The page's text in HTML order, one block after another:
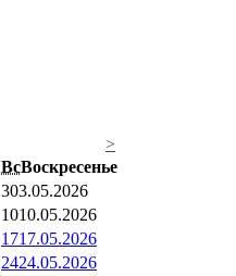
>
ВсВоскресенье
303.05.2026
1010.05.2026
1717.05.2026
2424.05.2026